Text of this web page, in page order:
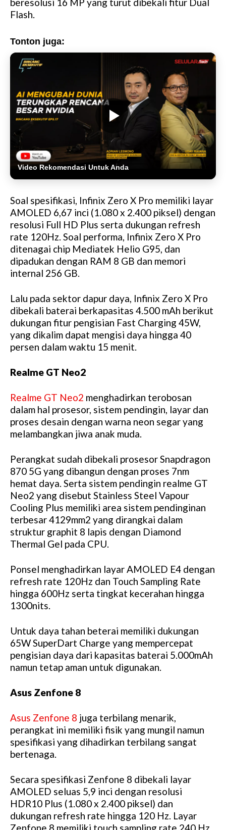
Flash.
Tonton juga:
Video Rekomendasi Untuk Anda
Soal spesifikasi, Infinix Zero X Pro memiliki layar
AMOLED 6,67 inci (1.080 x 2.400 piksel) dengan
resolusi Full HD Plus serta dukungan refresh
rate 120Hz. Soal performa, Infinix Zero X Pro
ditenagai chip Mediatek Helio G95, dan
dipadukan dengan RAM 8 GB dan memori
internal 256 GB.
Lalu pada sektor dapur daya, Infinix Zero X Pro
dibekali baterai berkapasitas 4.500 mAh berikut
dukungan fitur pengisian Fast Charging 45W,
yang dikalim dapat mengisi daya hingga 40
persen dalam waktu 15 menit.
Realme GT Neo2
Realme GT Neo2 menghadirkan terobosan
dalam hal prosesor, sistem pendingin, layar dan
proses desain dengan warna neon segar yang
melambangkan jiwa anak muda.
Perangkat sudah dibekali prosesor Snapdragon
870 5G yang dibangun dengan proses 7nm
hemat daya. Serta sistem pendingin realme GT
Neo2 yang disebut Stainless Steel Vapour
Cooling Plus memiliki area sistem pendinginan
terbesar 4129mm2 yang dirangkai dalam
struktur graphit 8 lapis dengan Diamond
Thermal Gel pada CPU.
Ponsel menghadirkan layar AMOLED E4 dengan
refresh rate 120Hz dan Touch Sampling Rate
hingga 600Hz serta tingkat kecerahan hingga
1300nits.
Untuk daya tahan beterai memiliki dukungan
65W SuperDart Charge yang mempercepat
pengisian daya dari kapasitas baterai 5.000mAh
namun tetap aman untuk digunakan.
Asus Zenfone 8
Asus Zenfone 8 juga terbilang menarik,
perangkat ini memiliki fisik yang mungil namun
spesifikasi yang dihadirkan terbilang sangat
bertenaga.
Secara spesifikasi Zenfone 8 dibekali layar
AMOLED seluas 5,9 inci dengan resolusi
HDR10 Plus (1.080 x 2.400 piksel) dan
dukungan refresh rate hingga 120 Hz. Layar
Zenfone 8 memiliki touch sampling rate 240 Hz,